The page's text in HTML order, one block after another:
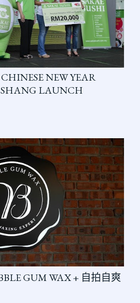
NEW YEAR
SHANG LAUNCH
GUM WAX + 自拍自爽